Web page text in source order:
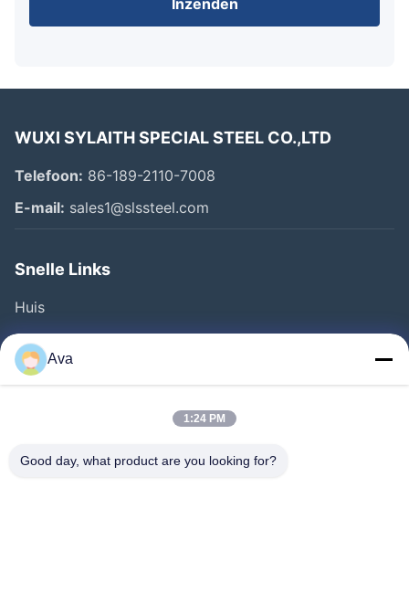
Inzenden
WUXI SYLAITH SPECIAL STEEL CO.,LTD
Telefoon: 86-189-2110-7008
E-mail: sales1@slssteel.com
Snelle Links
Huis
Producten
Video's
Kwaliteitscontrole
Ava
1:24 PM
Good day, what product are you looking for?